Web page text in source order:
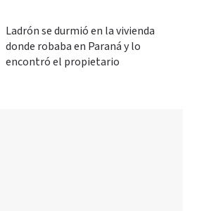
Ladrón se durmió en la vivienda
donde robaba en Paraná y lo
encontró el propietario